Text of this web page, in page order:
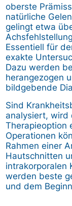
oberste
natürliche
gelingt etwa
Essentiell für
exakte
Dazu werden
herangezogen
bildgebende
Sind
analysiert, wird
Therapieoption
Operationen
Rahmen einer
Hautschnitten
intrakorporalen
werden beste
und dem